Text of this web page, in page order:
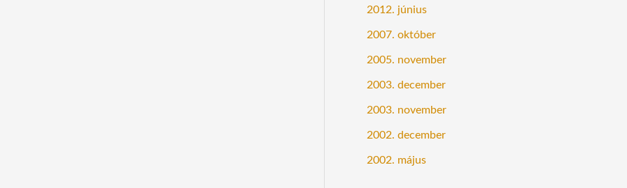
2012. június
2007. október
2005. november
2003. december
2003. november
2002. december
2002. május